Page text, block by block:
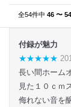
全54件中 46 〜
付録が魅力
★★★★★
長い間ホーム
見た１０ｃｍ
侮れない音を